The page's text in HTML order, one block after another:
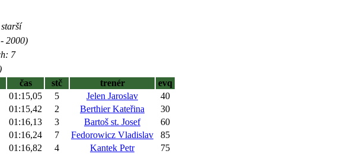
2000)
7
čas stč trenér
evq
01:15,05 5 Jelen Jaroslav
40
01:15,42 2 Berthier Kateřina
30
01:16,13 3 Bartoš st. Josef
60
01:16,24 7 Fedorowicz Vladislav
85
01:16,82 4 Kantek Petr
75